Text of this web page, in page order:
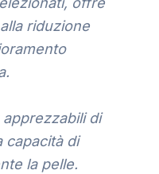
riduzione
di
capacità di
la pelle.